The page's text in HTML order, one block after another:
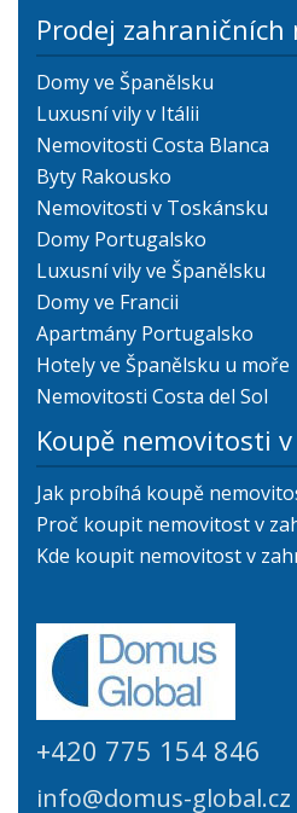
Prodej
Domy ve Španělsku
Luxusní vily v Itálii
Nemovitosti Costa Blanca
Byty Rakousko
Nemovitosti v Toskánsku
Domy Portugalsko
Luxusní vily ve Španělsku
Domy ve Francii
Apartmány Portugalsko
Hotely ve Španělsku u moře
Nemovitosti Costa del Sol
Koupě nemovitosti
Jak probíhá koupě
Proč koupit nemovitost v
Kde koupit nemovitost v
+420 775 154 846
info@domus-global.cz